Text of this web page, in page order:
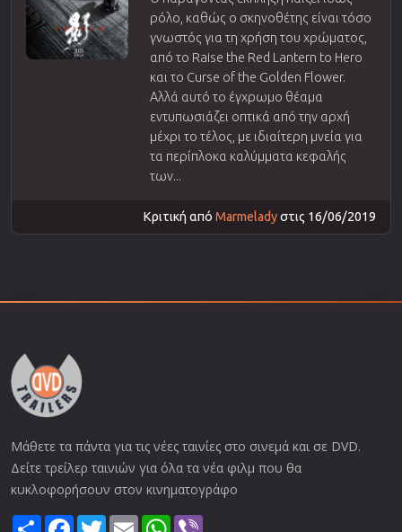
ρόλο, καθώς ο σκηνοθέτης είναι τόσο
γνωστός για τη χρήση του χρώματος,
από το Raise the Red Lantern to Hero
και το Curse of the Golden Flower.
Αλλά αυτό το έγχρωμο θέαμα
εντυπωσιάζει οπτικά από την αρχή
μέχρι το τέλος, με ιδιαίτερη μνεία για
τα περίπλοκα καλύμματα κεφαλής
των...
Κριτική από Marmeladyστις 16/06/2019
Μάθετε τα πάντα για τις νέες ταινίες στο σινεμά και σε DVD.
Δείτε τρείλερ ταινιών για όλα τα νέα φιλμ που θα
κυκλοφορήσουν στον κινηματογράφο
ShareFacebook
TwitterEmail WhatsApp